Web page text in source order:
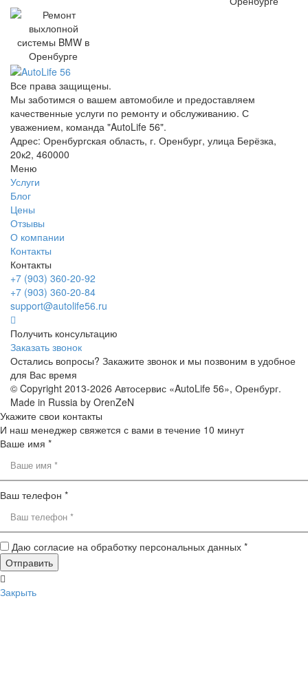
Все права защищены.
Мы заботимся о вашем автомобиле и предоставляем
качественные услуги по ремонту и обслуживанию. С
уважением, команда "AutoLife 56".
Адрес: Оренбургская область, г. Оренбург, улица Берёзка,
20к2, 460000
Меню
Услуги
Блог
Цены
Отзывы
О компании
Контакты
Контакты
+7 (903) 360-20-92
+7 (903) 360-20-84
support@autolife56.ru
Получить консультацию
Заказать звонок
Остались вопросы? Закажите звонок и мы позвоним в удобное
для Вас время
© Copyright 2013-2026 Автосервис «AutoLife 56», Оренбург.
Made in Russia by OrenZeN
Укажите свои контакты
И наш менеджер свяжется с вами в течение 10 минут
Ваше имя *
Ваш телефон *
Даю согласие на обработку персональных данных *
Закрыть